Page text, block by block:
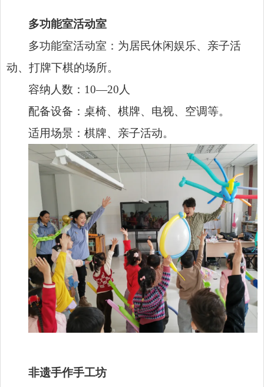
多功能室活动室
多功能室活动室：为居民休闲娱乐、亲子活
动、打牌下棋的场所。
容纳人数：10—20人
配备设备：桌椅、棋牌、电视、空调等。
适用场景：棋牌、亲子活动。
非遗手作手工坊